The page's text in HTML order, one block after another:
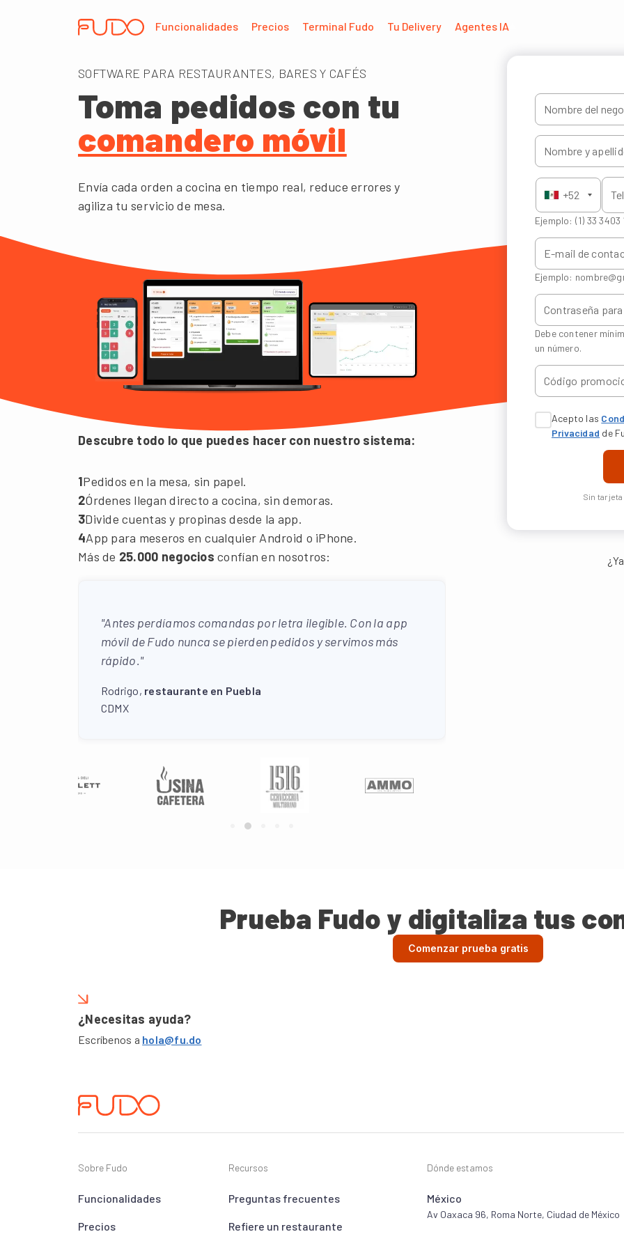
Funcionalidades Precios Terminal Fudo Tu Delivery Agentes IA
SOFTWARE PARA RESTAURANTES, BARES Y CAFÉS
Toma pedidos con tu
comandero móvil
Envía cada orden a cocina en tiempo real, reduce errores y
agiliza tu servicio de mesa.
Descubre todo lo que puedes hacer con nuestro sistema:
1Pedidos en la mesa, sin papel.
2Órdenes llegan directo a cocina, sin demoras.
3Divide cuentas y propinas desde la app.
4App para meseros en cualquier Android o iPhone.
Más de 25.000 negocios confían en nosotros:
"Antes perdíamos comandas por letra ilegible. Con la app
móvil de Fudo nunca se pierden pedidos y servimos más
rápido."
Rodrigo, restaurante en Puebla
CDMX
+52
Ejemplo: (1) 33 3403
Ejemplo:
Debe contener
un número.
Acepto las
Privacidad de
Sin
Prueba Fudo y digitaliza tus
Comenzar prueba gratis
¿Necesitas ayuda?
Escríbenos a hola@fu.do
Sobre Fudo
Funcionalidades
Precios
Recursos
Preguntas frecuentes
Refiere un restaurante
Dónde estamos
México
Av Oaxaca 96, Roma Norte, Ciudad de México